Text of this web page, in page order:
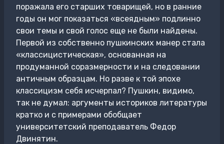
поражала его старших товарищей, но в ранние
годы он мог показаться «всеядным» подлинно
свои темы и свой голос еще не были найдены.
Первой из собственно пушкинских манер стала
«классицистическая», основанная на
продуманной соразмерности и на следовании
античным образцам. Но разве к той эпохе
классицизм себя исчерпал? Пушкин, видимо,
так не думал: аргументы историков литературы
кратко и с примерами обобщает
университетский преподаватель Федор
Двинятин.